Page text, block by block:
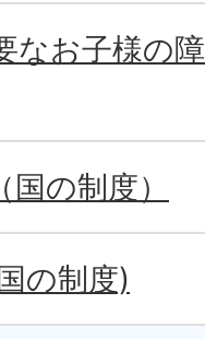
なお子様の
の制度）
の制度)